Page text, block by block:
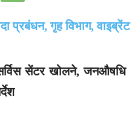
सेंटर खोलने, जनऔषधि